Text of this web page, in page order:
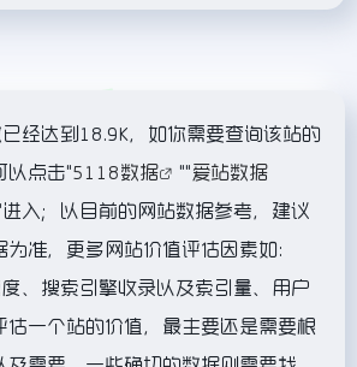
已经达到18.9K，如你需要查询该站的
以点击"5118数据 ""爱站数据
进入；以目前的网站数据参考，建议
准，更多网站价值评估因素如：
度、搜索引擎收录以及索引量、用户
估一个站的价值，最主要还是需要根